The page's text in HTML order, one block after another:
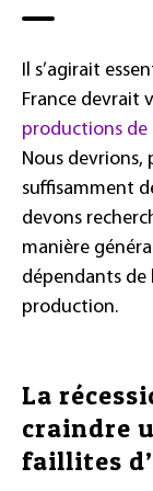
Il s’agirait
France devrait
productions de
Nous devrions,
suffisamment
devons
manière
dépendants de
production.
La
craindre
faillites